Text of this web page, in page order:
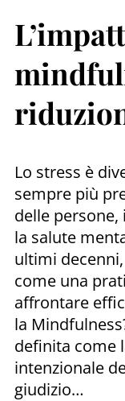
Lo stress è
sempre più
delle
la salute
ultimi
come una
affrontare
la
definita come
intenzionale
giudizio…